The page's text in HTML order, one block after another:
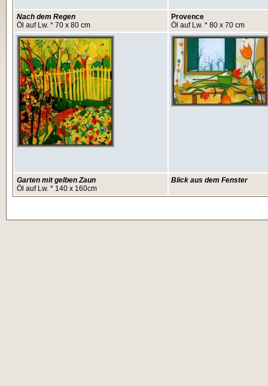
Nach dem Regen
Öl auf Lw. * 70 x 80 cm
Provence
Öl auf Lw. * 80 x 70 cm
Garten mit gelben Zaun
Öl auf Lw. * 140 x 160cm
Blick aus dem Fenster